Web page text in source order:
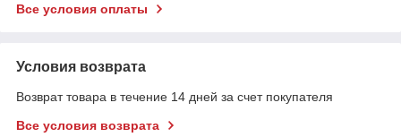
Все условия оплаты
Условия возврата
Возврат товара в течение 14 дней за счет покупателя
Все условия возврата